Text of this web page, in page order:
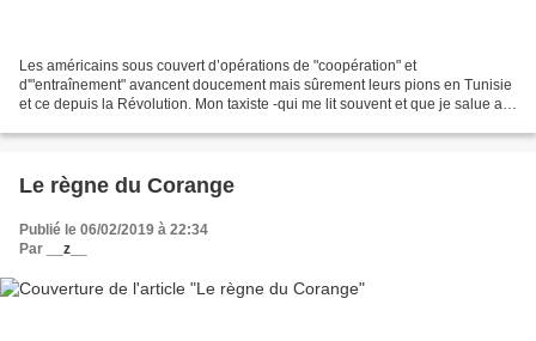
Les américains sous couvert d’opérations de "coopération" et
d'"entraînement" avancent doucement mais sûrement leurs pions en Tunisie
et ce depuis la Révolution. Mon taxiste -qui me lit souvent et que je salue au
Le règne du Corange
Publié le 06/02/2019 à 22:34
Par
__z__